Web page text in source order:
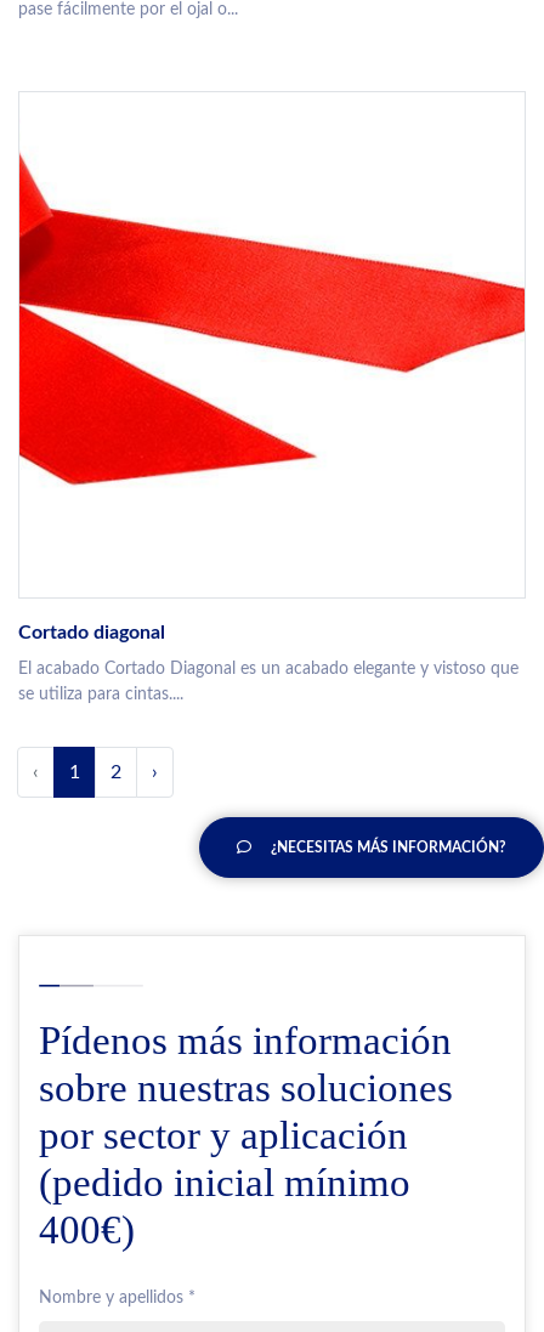
pase fácilmente por el ojal o...
Cortado diagonal
El acabado Cortado Diagonal es un acabado elegante y vistoso que
se utiliza para cintas....
‹ 1 2 ›
¿NECESITAS MÁS INFORMACIÓN?
Pídenos más información
sobre nuestras soluciones
por sector y aplicación
(pedido inicial mínimo
400€)
Nombre y apellidos *